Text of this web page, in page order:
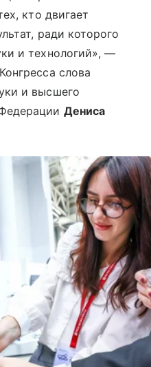
кто двигает
ради которого
и технологий», ―
слова
и высшего
Дениса